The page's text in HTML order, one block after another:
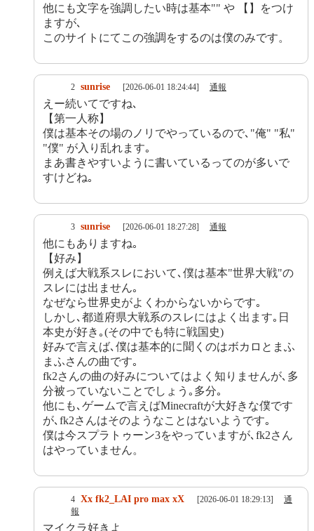
他にも文字を強調したい時は基本"" や 【】をつけ
ますが､
このサイトにてこの強調をするのは僕のみです。
2 sunrise [2026-06-01 18:24:44] 通報
えー続いてですね､
【第一人称】
僕は基本その場のノリでやっているので､"俺" "私"
"僕" が入り乱れます｡
まあ書きやすいように書いているってのが多いで
すけどね｡
3 sunrise [2026-06-01 18:27:28] 通報
他にもありますね｡
【好み】
例えば大戦系スレにおいて､僕は基本"世界大戦"の
スレには出ません｡
なぜなら世界史がよくわからないからです｡
しかし､都道府県大戦系のスレにはよく出ます｡日
本史が好き｡(その中でも特に戦国史)
好みで言えば､僕は基本的に聞くのはボカロとまふ
まふさんの曲です｡
fk2さんの曲の好みについてはよく知りませんが､多
分被っていないことでしょう｡多分｡
他にも､ゲームで言えばMinecraftが大好きな僕です
が､fk2さんはそのようなことはないようです｡
僕は今スプラトゥーン3をやっていますが､fk2さん
はやっていません。
4 Xx fk2_LAI pro max xX [2026-06-01 18:29:13]
通
報
マイクラ好きよ